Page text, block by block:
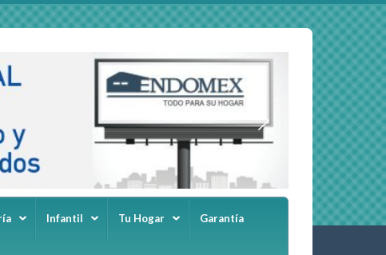
Infantil Tu Hogar Garantía